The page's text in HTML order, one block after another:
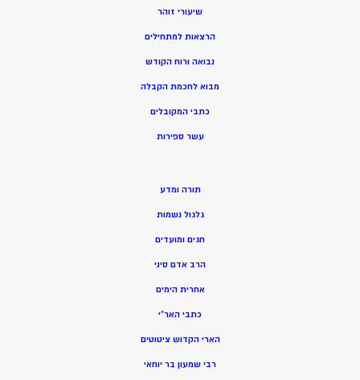
שיעורי זוהר
הרצאות למתחילים
נבואה ורוח הקודש
מבוא לחכמת הקבלה
כתבי המקובלים
עשר ספירות
תורה ומדע
גלגול נשמות
חגים ומועדים
הרב אדם סיני
אחרית הימים
כתבי האר”י
הארי הקדוש ציטוטים
רבי שמעון בר יוחאי